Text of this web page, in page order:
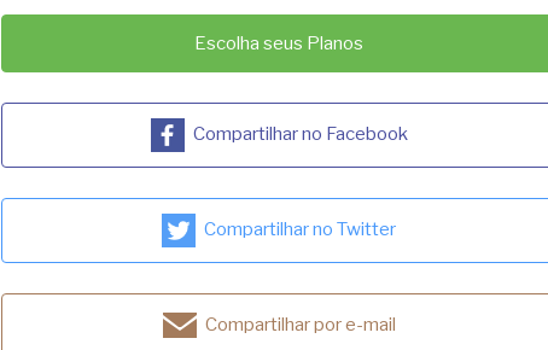
Escolha seus Planos
Compartilhar no Facebook
Compartilhar no Twitter
Compartilhar por e-mail